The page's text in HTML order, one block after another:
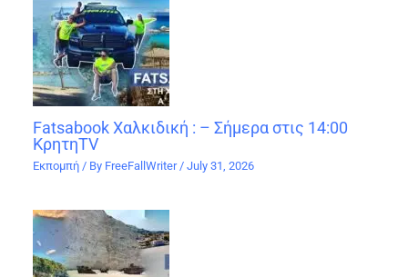
Fatsabook Χαλκιδική : – Σήμερα στις 14:00
ΚρητηTV
Εκπομπή / By FreeFallWriter /July 31, 2026